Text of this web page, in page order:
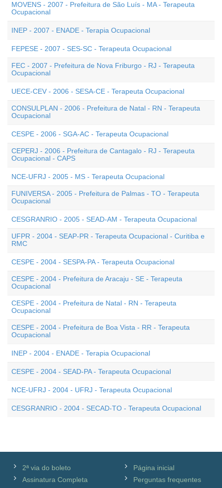
MOVENS - 2007 - Prefeitura de São Luís - MA - Terapeuta
Ocupacional
INEP - 2007 - ENADE - Terapia Ocupacional
FEPESE - 2007 - SES-SC - Terapeuta Ocupacional
FEC - 2007 - Prefeitura de Nova Friburgo - RJ - Terapeuta
Ocupacional
UECE-CEV - 2006 - SESA-CE - Terapeuta Ocupacional
CONSULPLAN - 2006 - Prefeitura de Natal - RN - Terapeuta
Ocupacional
CESPE - 2006 - SGA-AC - Terapeuta Ocupacional
CEPERJ - 2006 - Prefeitura de Cantagalo - RJ - Terapeuta
Ocupacional - CAPS
NCE-UFRJ - 2005 - MS - Terapeuta Ocupacional
FUNIVERSA - 2005 - Prefeitura de Palmas - TO - Terapeuta
Ocupacional
CESGRANRIO - 2005 - SEAD-AM - Terapeuta Ocupacional
UFPR - 2004 - SEAP-PR - Terapeuta Ocupacional - Curitiba e
RMC
CESPE - 2004 - SESPA-PA - Terapeuta Ocupacional
CESPE - 2004 - Prefeitura de Aracaju - SE - Terapeuta
Ocupacional
CESPE - 2004 - Prefeitura de Natal - RN - Terapeuta
Ocupacional
CESPE - 2004 - Prefeitura de Boa Vista - RR - Terapeuta
Ocupacional
INEP - 2004 - ENADE - Terapia Ocupacional
CESPE - 2004 - SEAD-PA - Terapeuta Ocupacional
NCE-UFRJ - 2004 - UFRJ - Terapeuta Ocupacional
CESGRANRIO - 2004 - SECAD-TO - Terapeuta Ocupacional
2ª via do boleto
Assinatura Completa
Página inicial
Perguntas frequentes